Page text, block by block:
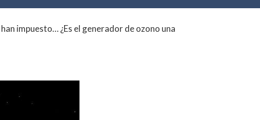
impuesto… ¿Es el generador de ozono una